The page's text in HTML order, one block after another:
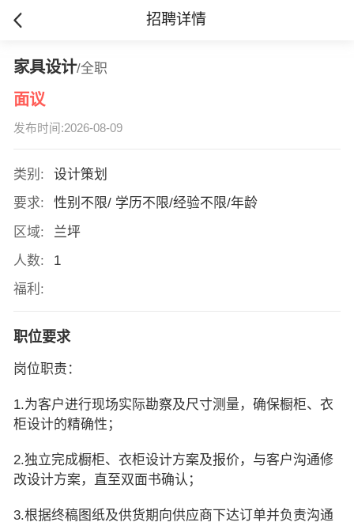
招聘详情
家具设计/全职
面议
发布时间:2026-08-09
类别:
设计策划
要求:
性别不限/ 学历不限/经验不限/年龄
区域:
兰坪
人数:
1
福利:
职位要求
岗位职责：
1.为客户进行现场实际勘察及尺寸测量，确保橱柜、衣
柜设计的精确性；
2.独立完成橱柜、衣柜设计方案及报价，与客户沟通修
改设计方案，直至双面书确认；
3.根据终稿图纸及供货期向供应商下达订单并负责沟通